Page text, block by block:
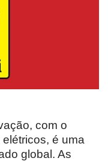
com o
é uma
global. As